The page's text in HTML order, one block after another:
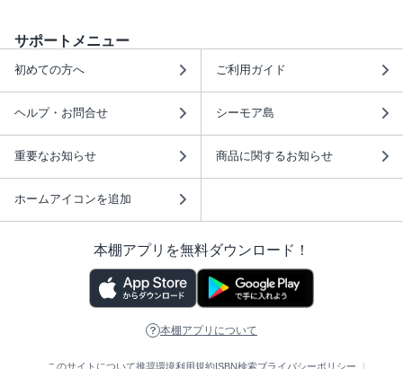
サポートメニュー
初めての方へ ご利用ガイド
ヘルプ・お問合せ シーモア島
重要なお知らせ 商品に関するお知らせ
ホームアイコンを追加
本棚アプリを無料ダウンロード！
本棚アプリについて
このサイトについて推奨環境利用規約ISBN検索プライバシーポリシー